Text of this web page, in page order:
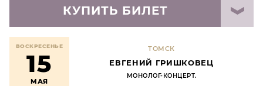
КУПИТЬ БИЛЕТ
ВОСКРЕСЕНЬЕ
15
МАЯ
ТОМСК
ЕВГЕНИЙ ГРИШКОВЕЦ
МОНОЛОГ-КОНЦЕРТ.